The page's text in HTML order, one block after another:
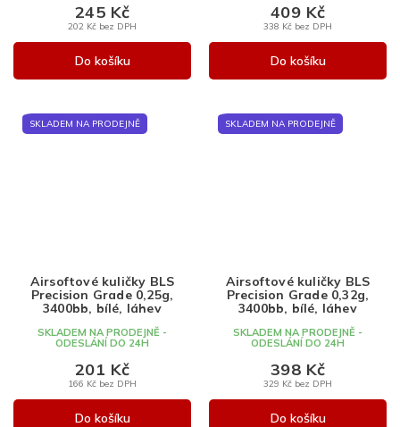
202 Kč bez DPH
245 Kč
Do košíku
338 Kč bez DPH
409 Kč
Do košíku
SKLADEM NA PRODEJNĚ
Airsoftové kuličky BLS
Precision Grade 0,25g,
3400bb, bílé, láhev
SKLADEM NA PRODEJNĚ -
ODESLÁNÍ DO 24H
166 Kč bez DPH
201 Kč
Do košíku
SKLADEM NA PRODEJNĚ
Airsoftové kuličky BLS
Precision Grade 0,32g,
3400bb, bílé, láhev
SKLADEM NA PRODEJNĚ -
ODESLÁNÍ DO 24H
329 Kč bez DPH
398 Kč
Do košíku